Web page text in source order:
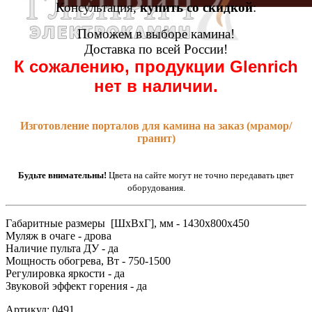
Консультация,купить со скидкой:
Поможем в выборе камина!
Доставка по всей России!
К сожалению, продукции Glenrich
нет в наличии.
Изготовление порталов для камина на заказ (мрамор/
гранит)
Будьте внимательны! Цвета на сайте могут не точно передавать цвет
оборудования.
Габаритные размеры [ШxВxГ], мм - 1430x800x450
Муляж в очаге - дрова
Наличие пульта ДУ - да
Мощность обогрева, Вт - 750-1500
Регулировка яркости - да
Звуковой эффект горения - да
Артикул: 0491